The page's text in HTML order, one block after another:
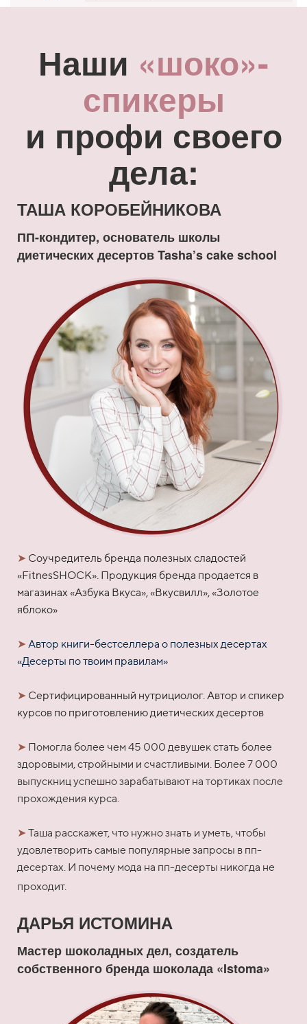
Наши «шоко»-
спикеры
и профи своего
дела:
ТАША КОРОБЕЙНИКОВА
ПП-кондитер, основатель школы
диетических десертов Tasha’s cake school
➤ Соучредитель бренда полезных сладостей
«FitnesSHOCK». Продукция бренда продается в
магазинах «Азбука Вкуса», «Вкусвилл», «Золотое
яблоко»
➤ Автор книги-бестселлера о полезных десертах
«Десерты по твоим правилам»
➤ Сертифицированный нутрициолог. Автор и спикер
курсов по приготовлению диетических десертов
➤ Помогла более чем 45 000 девушек стать более
здоровыми, стройными и счастливыми. Более 7 000
выпускниц успешно зарабатывают на тортиках после
прохождения курса.
➤ Таша расскажет, что нужно знать и уметь, чтобы
удовлетворить самые популярные запросы в пп-
десертах. И почему мода на пп-десерты никогда не
проходит.
ДАРЬЯ ИСТОМИНА
Мастер шоколадных дел, создатель
собственного бренда шоколада «Istoma»